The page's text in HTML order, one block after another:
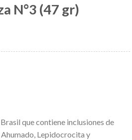
N°3 (47 gr)
que contiene inclusiones de
Lepidocrocita y